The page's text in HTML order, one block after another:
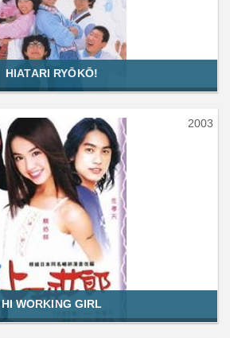
HIATARI RYŌKŌ!
2003
HI WORKING GIRL